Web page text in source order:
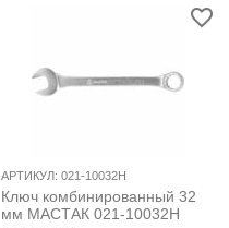
АРТИКУЛ: 021-10032H
Ключ комбинированный 32
мм МАСТАК 021-10032H